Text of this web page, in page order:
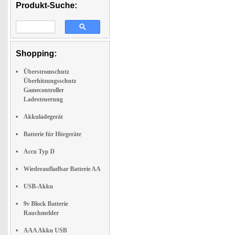
Produkt-Suche:
Shopping:
Überstromschutz
Überhitzungsschutz
Gamecontroller
Ladesteuerung
Akkuladegerät
Batterie für Hörgeräte
Accu Typ D
Wiederaufladbar Batterie AA
USB-Akku
9v Block Batterie
Rauchmelder
AAA Akku USB